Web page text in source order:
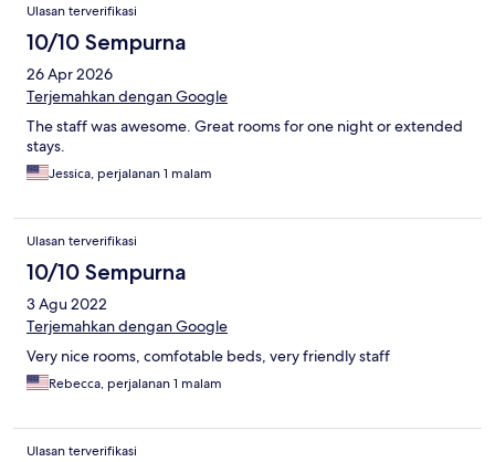
Ulasan terverifikasi
10/10 Sempurna
26 Apr 2026
Terjemahkan dengan Google
The staff was awesome. Great rooms for one night or extended
stays.
Jessica, perjalanan 1 malam
Ulasan terverifikasi
10/10 Sempurna
3 Agu 2022
Terjemahkan dengan Google
Very nice rooms, comfotable beds, very friendly staff
Rebecca, perjalanan 1 malam
Ulasan terverifikasi